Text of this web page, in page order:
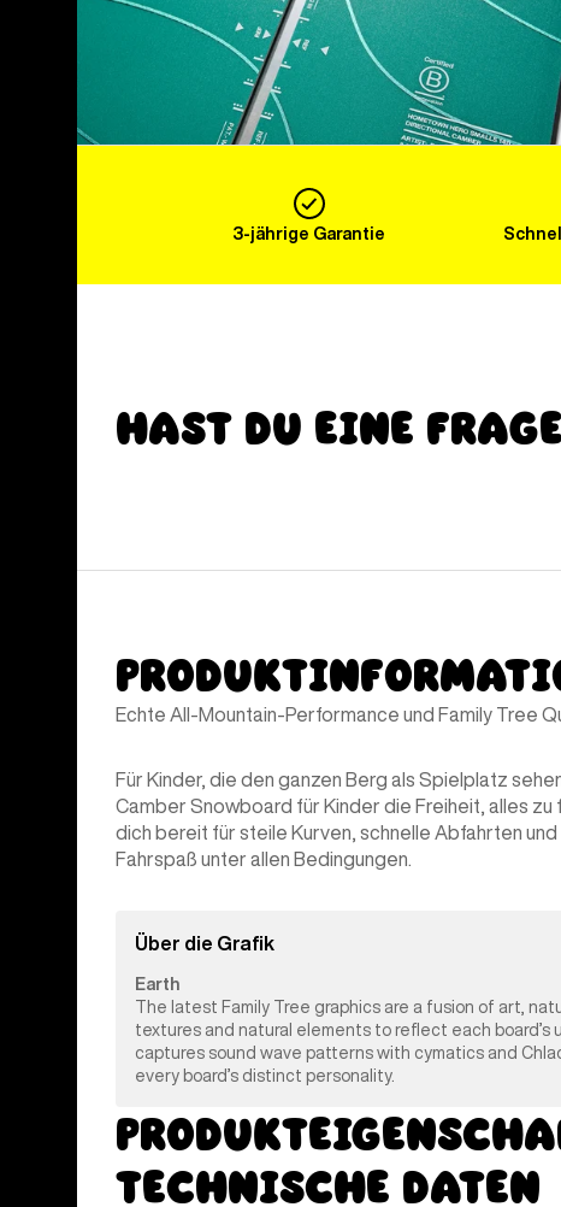
3-jährige Garantie
Hast du eine
Echte All-Mountain-Performance und Family Tree
Für Kinder, die den ganzen Berg als Spielplatz
Camber Snowboard für Kinder die Freiheit, alles zu
dich bereit für steile Kurven, schnelle Abfahrten
Fahrspaß unter allen Bedingungen.
Über die Grafik
Earth
The latest Family Tree graphics are a fusion of art,
textures and natural elements to reflect each board’s
captures sound wave patterns with cymatics and
every board’s distinct personality.
Technische Daten